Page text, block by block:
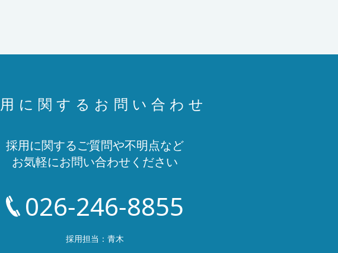
に関するお問い合わせ
採用に関するご質問や不明点など
お気軽にお問い合わせください
026-246-8855
採用担当：青木